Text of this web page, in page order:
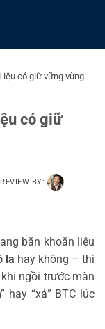
có giữ vững vùng
có giữ
REVIEW BY:
băn khoăn liệu
la hay không – thì
ngồi trước màn
hay “xả” BTC lúc